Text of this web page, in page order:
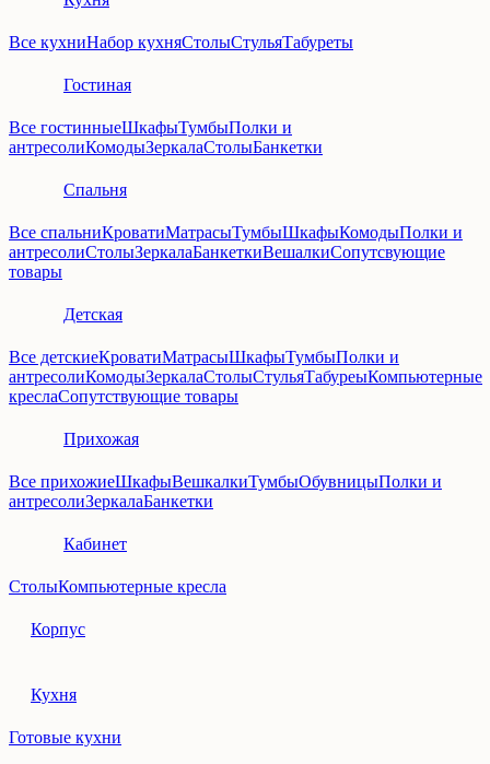
Все кухниНабор кухняСтолыСтульяТабуреты
Гостиная
Все гостинныеШкафыТумбыПолки и
антресолиКомодыЗеркалаСтолыБанкетки
Спальня
Все спальниКроватиМатрасыТумбыШкафыКомодыПолки и
антресолиСтолыЗеркалаБанкеткиВешалкиСопутсвующие
товары
Детская
Все детскиеКроватиМатрасыШкафыТумбыПолки и
антресолиКомодыЗеркалаСтолыСтульяТабуреыКомпьютерные
креслаСопутствующие товары
Прихожая
Все прихожиеШкафыВешкалкиТумбыОбувницыПолки и
антресолиЗеркалаБанкетки
Кабинет
СтолыКомпьютерные кресла
Корпус
Кухня
Готовые кухни